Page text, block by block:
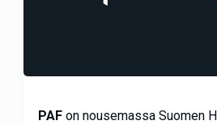
PAFon nousemassa Suomen